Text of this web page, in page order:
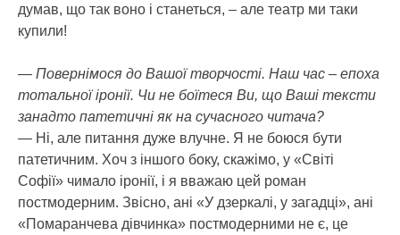
думав, що так воно і станеться, – але театр ми таки
купили!
— Повернімося до Вашої творчості. Наш час – епоха
тотальної іронії. Чи не боїтеся Ви, що Ваші тексти
занадто патетичні як на сучасного читача?
— Ні, але питання дуже влучне. Я не боюся бути
патетичним. Хоч з іншого боку, скажімо, у «Світі
Софії» чимало іронії, і я вважаю цей роман
постмодерним. Звісно, ані «У дзеркалі, у загадці», ані
«Помаранчева дівчинка» постмодерними не є, це